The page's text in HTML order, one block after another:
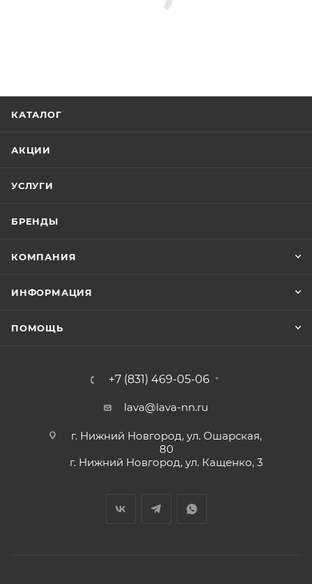
КАТАЛОГ
АКЦИИ
УСЛУГИ
БРЕНДЫ
КОМПАНИЯ
ИНФОРМАЦИЯ
ПОМОЩЬ
+7 (831) 469-05-06
lava@lava-nn.ru
г. Нижний Новгород, ул. Ошарская,
80
г. Нижний Новгород, ул. Кащенко, 3